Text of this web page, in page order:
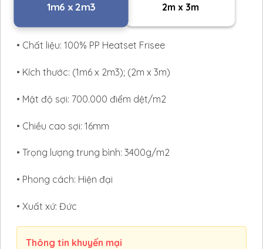
1m6 x 2m3 2m x 3m
• Chất liệu: 100% PP Heatset Frisee
• Kích thước: (1m6 x 2m3); (2m x 3m)
• Mật độ sợi: 700.000 điểm dệt/m2
• Chiều cao sợi: 16mm
• Trọng lượng trung bình: 3400g/m2
• Phong cách: Hiện đại
• Xuất xứ: Đức
Thông tin khuyến mại